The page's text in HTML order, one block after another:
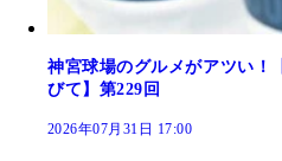
神宮球場のグルメがアツい！
びて】第229回
2026年07月31日 17:00